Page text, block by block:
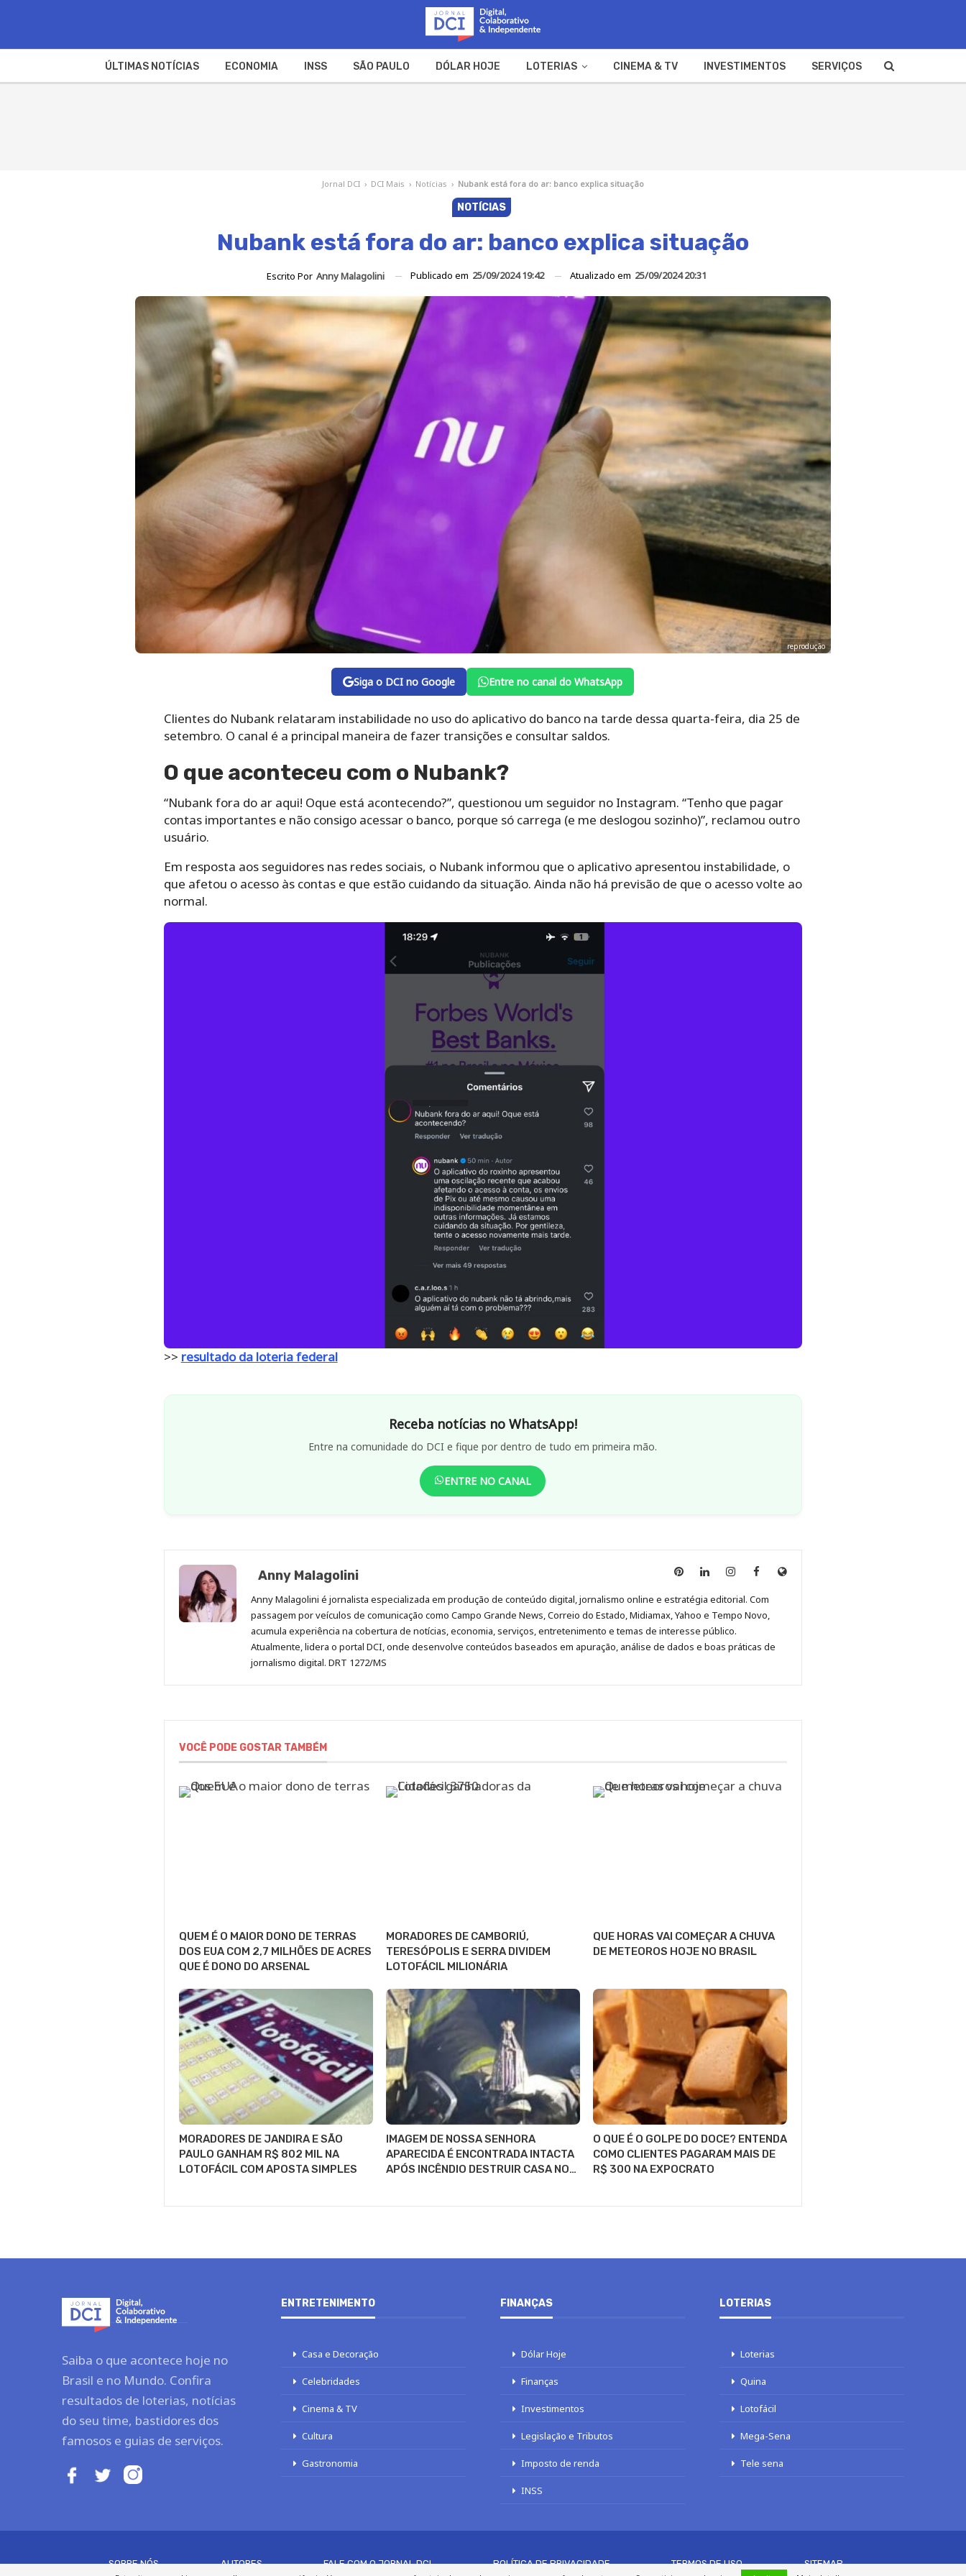
ÚLTIMAS NOTÍCIAS ECONOMIA INSS SÃO PAULO DÓLAR HOJE LOTERIAS CINEMA & TV INVESTIMENTOS SERVIÇOS
Jornal DCI › DCI Mais › Notícias › Nubank está fora do ar: banco explica situação
NOTÍCIAS
Nubank está fora do ar: banco explica situação
Escrito Por Anny Malagolini Publicado em 25/09/2024 19:42 Atualizado em 25/09/2024 20:31
reprodução
Siga o DCI no Google Entre no canal do WhatsApp
Clientes do Nubank relataram instabilidade no uso do aplicativo do banco na tarde dessa quarta-feira, dia 25 de
setembro. O canal é a principal maneira de fazer transições e consultar saldos.
O que aconteceu com o Nubank?
“Nubank fora do ar aqui! Oque está acontecendo?”, questionou um seguidor no Instagram. “Tenho que pagar
contas importantes e não consigo acessar o banco, porque só carrega (e me deslogou sozinho)”, reclamou outro
usuário.
Em resposta aos seguidores nas redes sociais, o Nubank informou que o aplicativo apresentou instabilidade, o
que afetou o acesso às contas e que estão cuidando da situação. Ainda não há previsão de que o acesso volte ao
normal.
>> resultado da loteria federal
Receba notícias no WhatsApp!
Entre na comunidade do DCI e fique por dentro de tudo em primeira mão.
ENTRE NO CANAL
Anny Malagolini
Anny
no
Pinterest
Anny
no
LinkedIn
Anny
no
Instagram
Anny
no
Facebook
Site
Anny Malagolini é jornalista especializada em produção de conteúdo digital, jornalismo online e estratégia editorial. Com
passagem por veículos de comunicação como Campo Grande News, Correio do Estado, Midiamax, Yahoo e Tempo Novo,
acumula experiência na cobertura de notícias, economia, serviços, entretenimento e temas de interesse público.
Atualmente, lidera o portal DCI, onde desenvolve conteúdos baseados em apuração, análise de dados e boas práticas de
jornalismo digital. DRT 1272/MS
VOCÊ PODE GOSTAR TAMBÉM
QUEM É O MAIOR DONO DE TERRAS
DOS EUA COM 2,7 MILHÕES DE ACRES
QUE É DONO DO ARSENAL
MORADORES DE CAMBORIÚ,
TERESÓPOLIS E SERRA DIVIDEM
LOTOFÁCIL MILIONÁRIA
QUE HORAS VAI COMEÇAR A CHUVA
DE METEOROS HOJE NO BRASIL
MORADORES DE JANDIRA E SÃO
PAULO GANHAM R$ 802 MIL NA
LOTOFÁCIL COM APOSTA SIMPLES
IMAGEM DE NOSSA SENHORA
APARECIDA É ENCONTRADA INTACTA
APÓS INCÊNDIO DESTRUIR CASA NO…
O QUE É O GOLPE DO DOCE? ENTENDA
COMO CLIENTES PAGARAM MAIS DE
R$ 300 NA EXPOCRATO
Saiba o que acontece hoje no
Brasil e no Mundo. Confira
resultados de loterias, notícias
do seu time, bastidores dos
famosos e guias de serviços.
ENTRETENIMENTO
Casa e Decoração
Celebridades
Cinema & TV
Cultura
Gastronomia
FINANÇAS
Dólar Hoje
Finanças
Investimentos
Legislação e Tributos
Imposto de renda
INSS
LOTERIAS
Loterias
Quina
Lotofácil
Mega-Sena
Tele sena
SOBRE NÓS AUTORES FALE COM O JORNAL DCI POLÍTICA DE PRIVACIDADE TERMOS DE USO
SITEMAP